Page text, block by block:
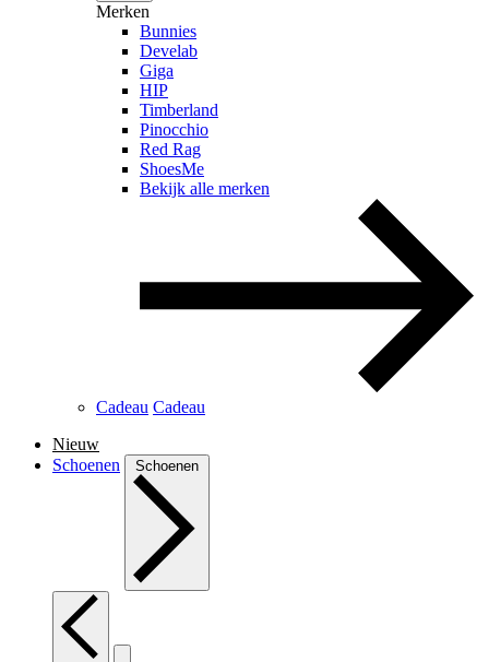
Merken
Bunnies
Develab
Giga
HIP
Timberland
Pinocchio
Red Rag
ShoesMe
Bekijk alle merken
Cadeau Cadeau
Nieuw
Schoenen
Schoenen